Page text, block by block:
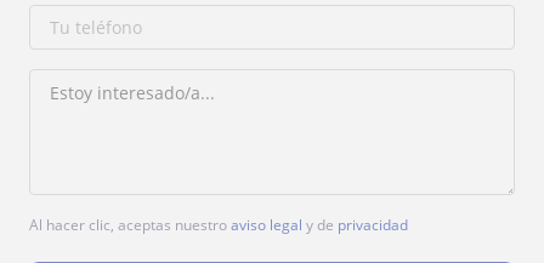
Al hacer clic, aceptas nuestroaviso legal y de privacidad